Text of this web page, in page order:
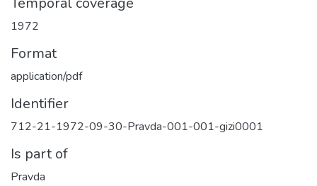
1972
Format
application/pdf
Identifier
712-21-1972-09-30-Pravda-001-001-gizi0001
Is part of
Pravda